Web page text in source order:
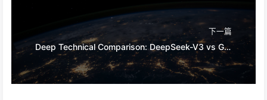
下一篇
Deep Technical Comparison: DeepSeek-V3 vs GPT-4o vs Claude 3.5 — Who Is the Strongest Code Model?